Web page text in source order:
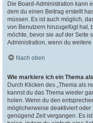
Die Board-Administration kann
dem du einen Beitrag erstellt
müssen. Es ist auch möglich,
von Benutzern hinzugefügt hat,
möchte, bevor sie auf der Seite
Administration, wenn du
Nach oben
Wie markiere ich ein Thema
Durch Klicken des „Thema als
kannst du das Thema wieder
holen. Wenn du den
möglicherweise deaktiviert
genügend Zeit vergangen. Es